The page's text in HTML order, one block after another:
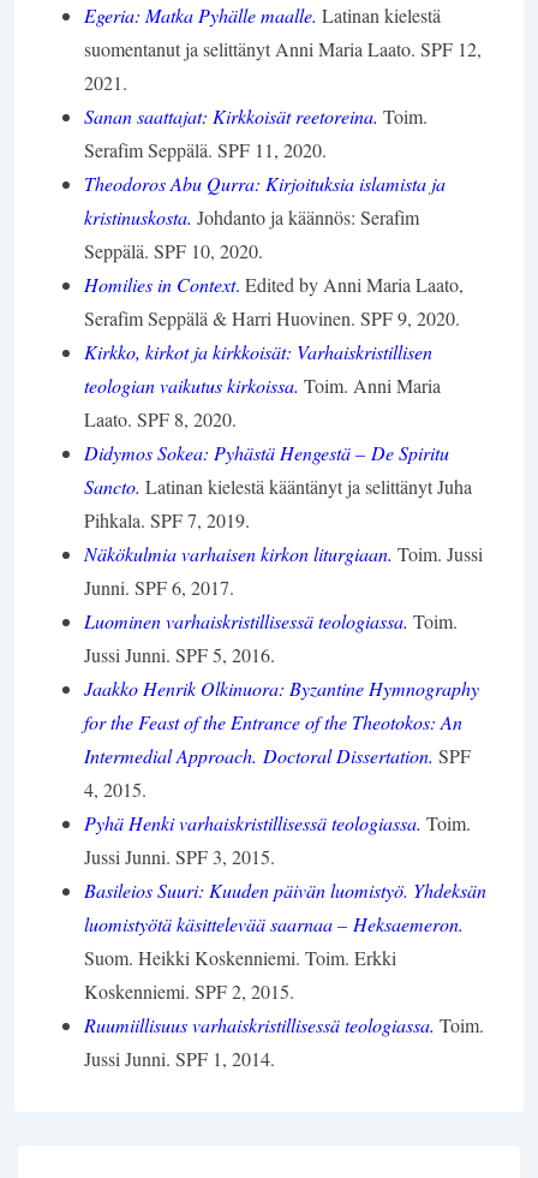
Egeria: Matka Pyhälle maalle. Latinan kielestä
suomentanut ja selittänyt Anni Maria Laato. SPF 12,
2021.
Sanan saattajat: Kirkkoisät reetoreina. Toim.
Serafim Seppälä. SPF 11, 2020.
Theodoros Abu Qurra: Kirjoituksia islamista ja
kristinuskosta. Johdanto ja käännös: Serafim
Seppälä. SPF 10, 2020.
Homilies in Context. Edited by Anni Maria Laato,
Serafim Seppälä & Harri Huovinen. SPF 9, 2020.
Kirkko, kirkot ja kirkkoisät: Varhaiskristillisen
teologian vaikutus kirkoissa. Toim. Anni Maria
Laato. SPF 8, 2020.
Didymos Sokea: Pyhästä Hengestä – De Spiritu
Sancto. Latinan kielestä kääntänyt ja selittänyt Juha
Pihkala. SPF 7, 2019.
Näkökulmia varhaisen kirkon liturgiaan. Toim. Jussi
Junni. SPF 6, 2017.
Luominen varhaiskristillisessä teologiassa. Toim.
Jussi Junni. SPF 5, 2016.
Jaakko Henrik Olkinuora: Byzantine Hymnography
for the Feast of the Entrance of the Theotokos: An
Intermedial Approach. Doctoral Dissertation. SPF
4, 2015.
Pyhä Henki varhaiskristillisessä teologiassa. Toim.
Jussi Junni. SPF 3, 2015.
Basileios Suuri: Kuuden päivän luomistyö. Yhdeksän
luomistyötä käsittelevää saarnaa – Heksaemeron.
Suom. Heikki Koskenniemi. Toim. Erkki
Koskenniemi. SPF 2, 2015.
Ruumiillisuus varhaiskristillisessä teologiassa. Toim.
Jussi Junni. SPF 1, 2014.